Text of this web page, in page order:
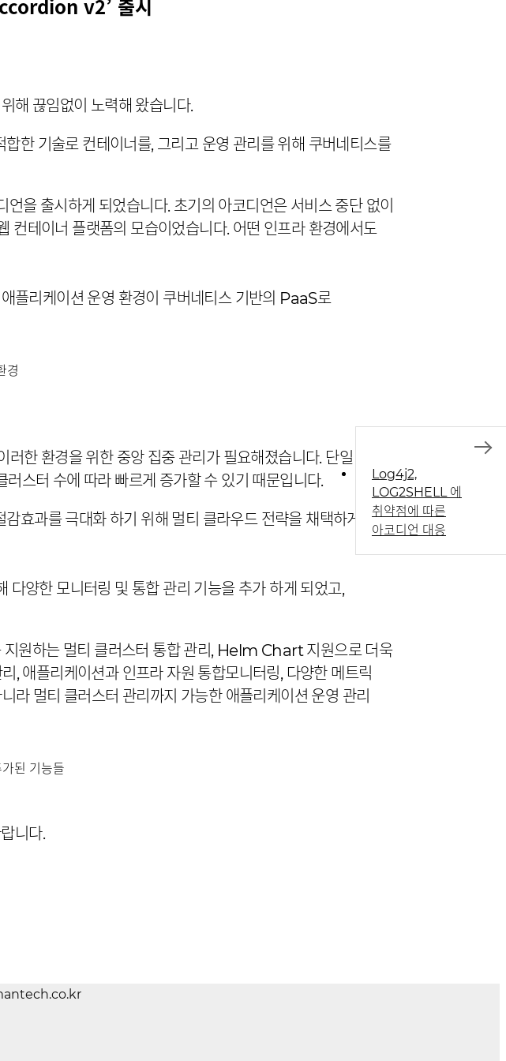
v2’ 출시
해 끊임없이 노력해 왔습니다.
한 기술로 컨테이너를, 그리고 운영 관리를 위해 쿠버네티스를
을 출시하게 되었습니다. 초기의 아코디언은 서비스 중단 없이
컨테이너 플랫폼의 모습이었습니다. 어떤 인프라 환경에서도
플리케이션 운영 환경이 쿠버네티스 기반의 PaaS로
러한 환경을 위한 중앙 집중 관리가 필요해졌습니다. 단일
스터 수에 따라 빠르게 증가할 수 있기 때문입니다.
효과를 극대화 하기 위해 멀티 클라우드 전략을 채택하게
양한 모니터링 및 통합 관리 기능을 추가 하게 되었고,
지원하는 멀티 클러스터 통합 관리, Helm Chart 지원으로 더욱
, 애플리케이션과 인프라 자원 통합모니터링, 다양한 메트릭
멀티 클러스터 관리까지 가능한 애플리케이션 운영 관리
니다.
Log4j2,
LOG2SHELL 에
취약점에 따른
아코디언 대응